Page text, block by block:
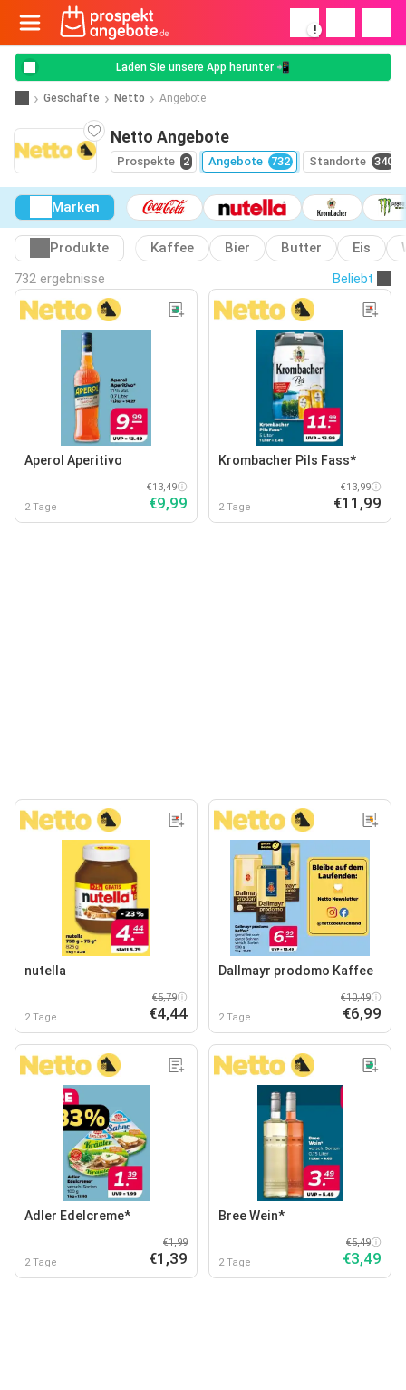
!
Laden Sie unsere App herunter 📲
Geschäfte Netto Angebote
Netto Angebote
Prospekte 2 Angebote 732 Standorte 340
Marken
Produkte Kaffee Bier Butter Eis
732 ergebnisse
Beliebt
Aperol Aperitivo
2 Tage
€13,49
€9,99
Krombacher Pils Fass*
2 Tage
€13,99
€11,99
nutella
2 Tage
€5,79
€4,44
Dallmayr prodomo Kaffee
2 Tage
€10,49
€6,99
Adler Edelcreme*
2 Tage
€1,99
€1,39
Bree Wein*
2 Tage
€5,49
€3,49